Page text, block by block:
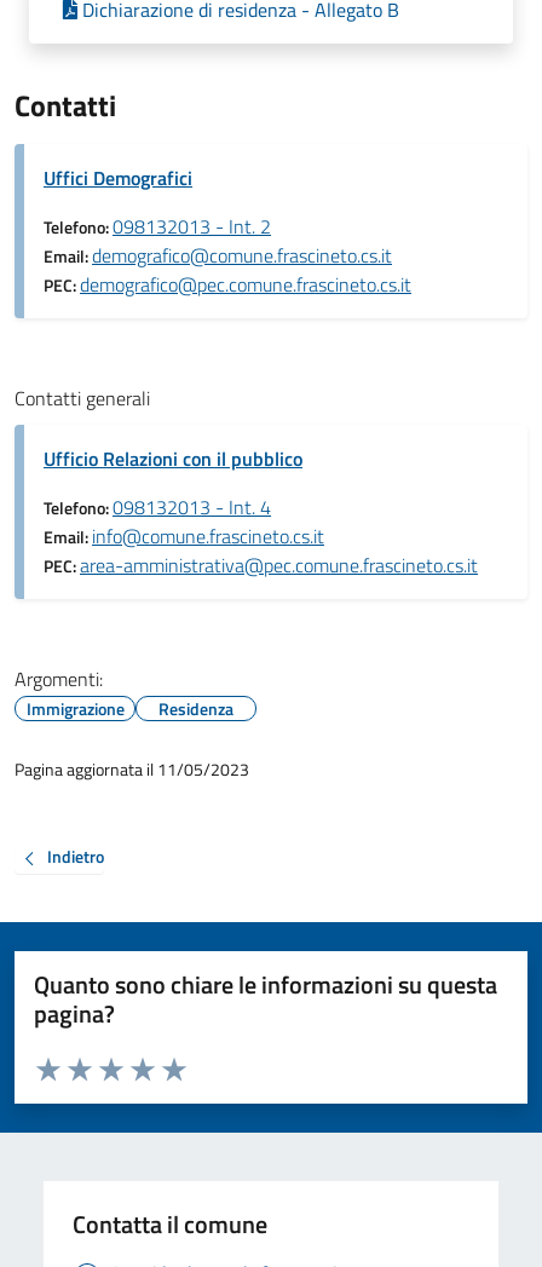
Dichiarazione di residenza - Allegato B
Contatti
Uffici Demografici
Telefono:098132013 - Int. 2
Email:demografico@comune.frascineto.cs.it
PEC:demografico@pec.comune.frascineto.cs.it
Contatti generali
Ufficio Relazioni con il pubblico
Telefono:098132013 - Int. 4
Email:info@comune.frascineto.cs.it
PEC:area-amministrativa@pec.comune.frascineto.cs.it
Argomenti:
Immigrazione Residenza
Pagina aggiornata il 11/05/2023
Indietro
Quanto sono chiare le informazioni su questa
pagina?
Valuta da 1 a 5 stelle la pagina
Valuta 5 stelle su 5
Valuta 4 stelle su 5
Valuta 3 stelle su 5
Valuta 2 stelle su 5
Valuta 1 stelle su 5
Contatta il comune